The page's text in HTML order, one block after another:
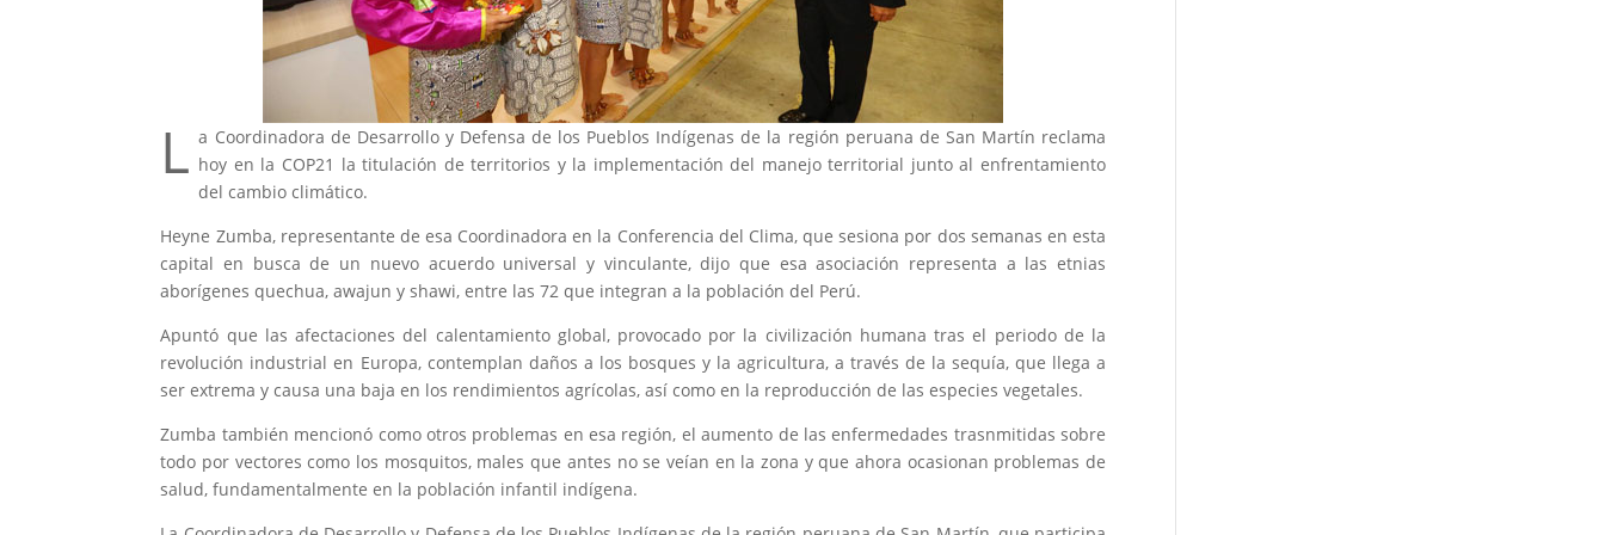
L a Coordinadora de Desarrollo y Defensa de los Pueblos Indígenas de la región peruana de San Martín reclama
hoy en la COP21 la titulación de territorios y la implementación del manejo territorial junto al enfrentamiento
del cambio climático.
Heyne Zumba, representante de esa Coordinadora en la Conferencia del Clima, que sesiona por dos semanas en esta
capital en busca de un nuevo acuerdo universal y vinculante, dijo que esa asociación representa a las etnias
aborígenes quechua, awajun y shawi, entre las 72 que integran a la población del Perú.
Apuntó que las afectaciones del calentamiento global, provocado por la civilización humana tras el periodo de la
revolución industrial en Europa, contemplan daños a los bosques y la agricultura, a través de la sequía, que llega a
ser extrema y causa una baja en los rendimientos agrícolas, así como en la reproducción de las especies vegetales.
Zumba también mencionó como otros problemas en esa región, el aumento de las enfermedades trasnmitidas sobre
todo por vectores como los mosquitos, males que antes no se veían en la zona y que ahora ocasionan problemas de
salud, fundamentalmente en la población infantil indígena.